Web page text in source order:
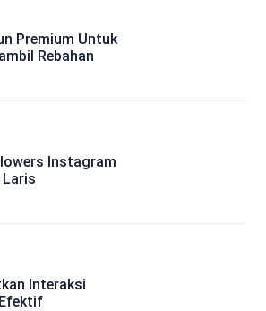
Premium Untuk
Rebahan
Instagram
Laris
Interaksi